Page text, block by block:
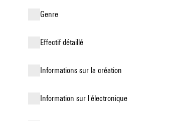
genre
effectif détaillé
informations sur la création
Information sur l'électronique